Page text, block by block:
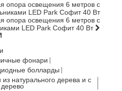
опора освещения 6 метров с
LED Park Софит 40 Вт
опора освещения 6 метров с
LED Park Софит 40 Вт
фонари
болларды
натурального дерева и с